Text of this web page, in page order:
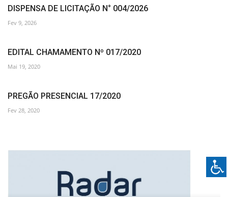
DISPENSA DE LICITAÇÃO N° 004/2026
Fev 9, 2026
EDITAL CHAMAMENTO Nº 017/2020
Mai 19, 2020
PREGÃO PRESENCIAL 17/2020
Fev 28, 2020